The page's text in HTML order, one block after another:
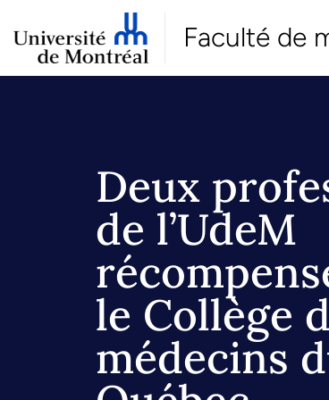
Faculté de
Deux
de l’UdeM
le Collège
médecins